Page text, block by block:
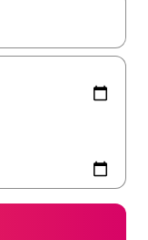
สำรวจผลการค้นหา